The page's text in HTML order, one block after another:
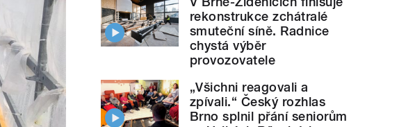
rekonstrukce zchátralé
smuteční síně. Radnice
chystá výběr
provozovatele
„Všichni reagovali a
zpívali.“ Český rozhlas
Brno splnil přání seniorům